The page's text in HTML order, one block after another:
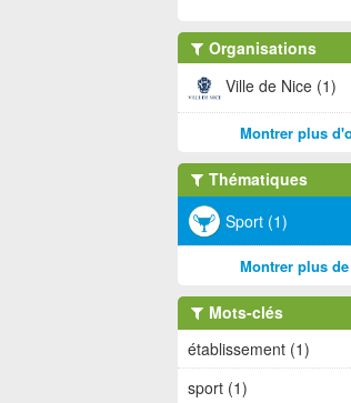
Organisations
Ville de Nice (1)
Montrer plus
Thématiques
Sport (1)
Montrer plus
Mots-clés
établissement (1)
sport (1)